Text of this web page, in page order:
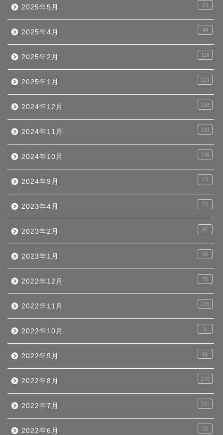
2025年5月 23
2025年4月 44
2025年2月 116
2025年1月 121
2024年12月 133
2024年11月 131
2024年10月 136
2024年9月 13
2023年4月 52
2023年2月 41
2023年1月 36
2022年12月 75
2022年11月 135
2022年10月 1
2022年9月 61
2022年8月 170
2022年7月 107
2022年6月 72